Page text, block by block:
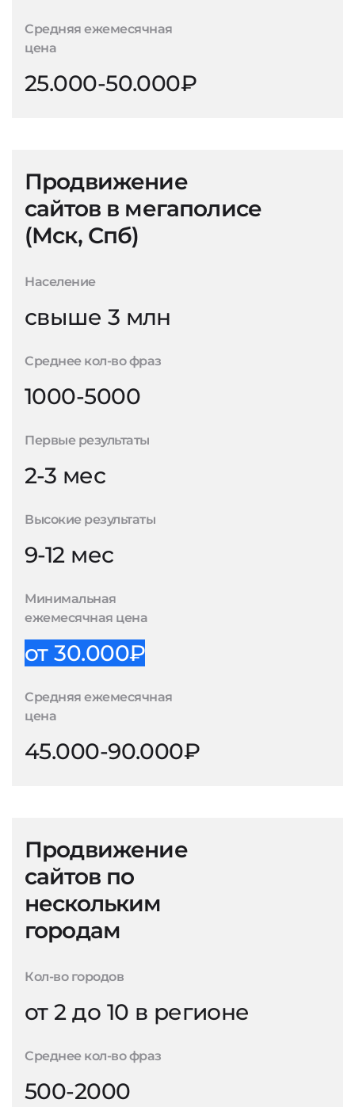
Средняя ежемесячная
цена
25.000-50.000₽
Продвижение
сайтов в мегаполисе
(Мск, Спб)
Население
свыше 3 млн
Среднее кол-во фраз
1000-5000
Первые результаты
2-3 мес
Высокие результаты
9-12 мес
Минимальная
ежемесячная цена
от 30.000₽
Средняя ежемесячная
цена
45.000-90.000₽
Продвижение
сайтов по
нескольким
городам
Кол-во городов
от 2 до 10 в регионе
Среднее кол-во фраз
500-2000